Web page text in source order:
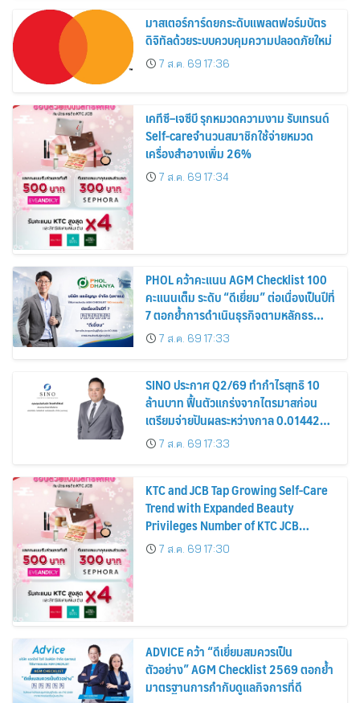
มาสเตอร์การ์ดยกระดับแพลตฟอร์มบัตร
ดิจิทัลด้วยระบบควบคุมความปลอดภัยใหม่
7 ส.ค. 69 17:36
เคทีซี–เจซีบี รุกหมวดความงาม รับเทรนด์
Self-careจำนวนสมาชิกใช้จ่ายหมวด
เครื่องสำอางเพิ่ม 26%
7 ส.ค. 69 17:34
PHOL คว้าคะแนน AGM Checklist 100
คะแนนเต็ม ระดับ “ดีเยี่ยม” ต่อเนื่องเป็นปีที่
7 ตอกย้ำการดำเนินธุรกิจตามหลักธร
รมาภิบาล โปร่งใส สร้างความเชื่อมั่นผู้ถือ
หุ้น
7 ส.ค. 69 17:33
SINO ประกาศ Q2/69 ทำกำไรสุทธิ 10
ล้านบาท ฟื้นตัวแกร่งจากไตรมาสก่อน
เตรียมจ่ายปันผลระหว่างกาล 0.014423
บาทต่อหุ้น ครึ่งปีหลังมุ่งเติบโตต่อเนื่อง
7 ส.ค. 69 17:33
KTC and JCB Tap Growing Self-Care
Trend with Expanded Beauty
Privileges Number of KTC JCB
Cardmembers Spending on
Cosmetics Rises 26%
7 ส.ค. 69 17:30
ADVICE คว้า “ดีเยี่ยมสมควรเป็น
ตัวอย่าง” AGM Checklist 2569 ตอกย้ำ
มาตรฐานการกำกับดูแลกิจการที่ดี